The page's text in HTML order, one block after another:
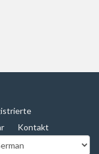
Kontakt